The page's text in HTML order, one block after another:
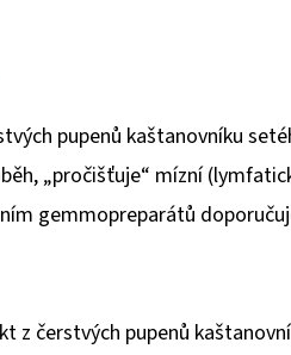
pupenů kaštanovníku
„pročišťuje“ mízní
gemmopreparátů
z čerstvých pupenů